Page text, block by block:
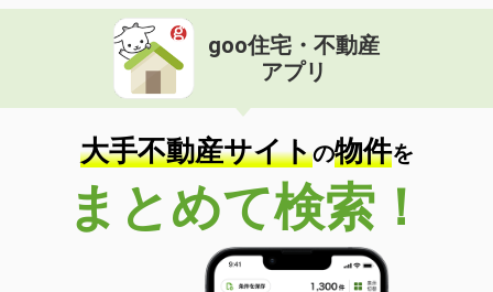
goo住宅・不動産
アプリ
大手不動産サイトの物件を
まとめて検索！